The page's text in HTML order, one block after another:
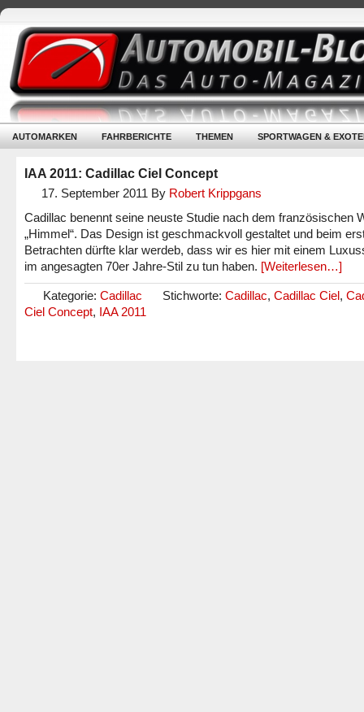
AUTOMARKEN FAHRBERICHTE THEMEN SPORTWAGEN &
IAA 2011: Cadillac Ciel Concept
17. September 2011 By Robert Krippgans
Cadillac benennt seine neuste Studie nach dem französischen
„Himmel“. Das Design ist geschmackvoll gestaltet und beim
Betrachten dürfte klar werdeb, dass wir es hier mit einem
im angesagten 70er Jahre-Stil zu tun haben. [Weiterlesen…]
Kategorie: Cadillac Stichworte: Cadillac, Cadillac Ciel,
Ciel Concept, IAA 2011